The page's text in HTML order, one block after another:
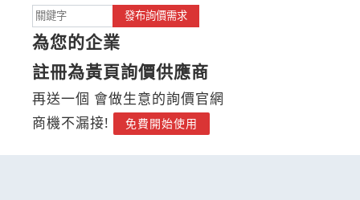
發布詢價需求
為您的企業
註冊為黃頁詢價供應商
再送一個 會做生意的詢價官網
商機不漏接!
免費開始使用